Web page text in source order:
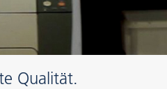
Qualität.